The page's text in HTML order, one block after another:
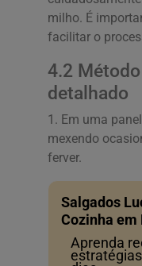
milho. É
facilitar o
4.2
detalhado
1. Em uma
mexendo
ferver.
Salgados
Cozinha em
Aprenda